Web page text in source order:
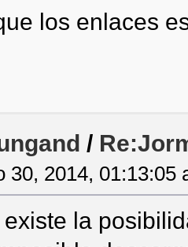
los enlaces
/
30, 2014, 01:13:05
la